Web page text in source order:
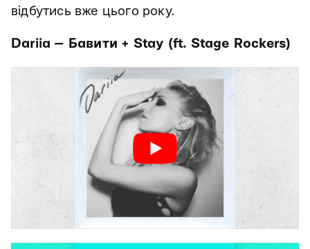
відбутись вже цього року.
Dariia — Бавити + Stay (ft. Stage Rockers)